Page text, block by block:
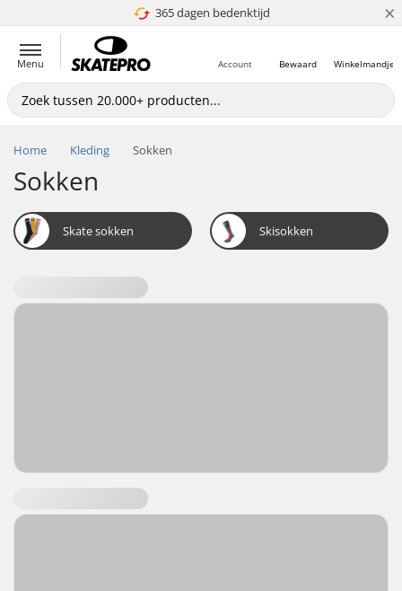
365 dagen bedenktijd
4.8 van 5 ×
Menu Winkelmandje
Bewaard
Account
Home Kleding Sokken
Sokken
Skate sokken Skisokken